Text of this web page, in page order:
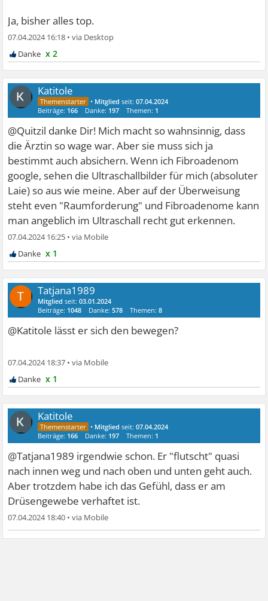
Ja, bisher alles top.
07.04.2024 16:18 •
x 2
Katitole
• Mitglied seit:07.04.2024
Beiträge: 166 Danke: 197 Themen: 1
@Quitzil danke Dir! Mich macht so wahnsinnig, dass
die Ärztin so wage war. Aber sie muss sich ja
bestimmt auch absichern. Wenn ich Fibroadenom
google, sehen die Ultraschallbilder für mich (absoluter
Laie) so aus wie meine. Aber auf der Überweisung
steht even "Raumforderung" und Fibroadenome kann
man angeblich im Ultraschall recht gut erkennen.
07.04.2024 16:25 •
x 1
Tatjana1989
Mitglied seit:03.01.2024
Beiträge: 1048 Danke:578 Themen:8
@Katitole lässt er sich den bewegen?
07.04.2024 18:37 •
x 1
Katitole
• Mitglied seit:07.04.2024
Beiträge: 166 Danke: 197 Themen: 1
@Tatjana1989 irgendwie schon. Er "flutscht" quasi
nach innen weg und nach oben und unten geht auch.
Aber trotzdem habe ich das Gefühl, dass er am
Drüsengewebe verhaftet ist.
07.04.2024 18:40 •